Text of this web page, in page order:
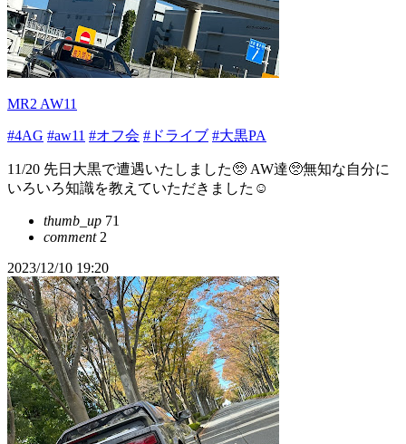
MR2 AW11
#4AG #aw11 #オフ会 #ドライブ #大黒PA
11/20 先日大黒で遭遇いたしました🥺 AW達🥺無知な自分に
いろいろ知識を教えていただきました☺️
thumb_up 71
comment2
2023/12/10 19:20